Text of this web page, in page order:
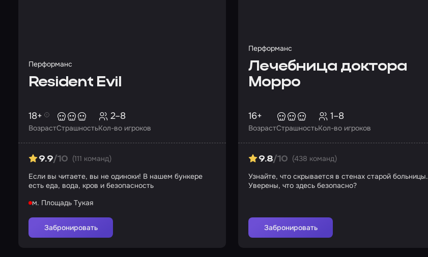
Перформанс
Resident Evil
Возраст
18+
СтрашностьКол-во игроков
2–8
9.9/10 (111 команд)
Если вы читаете, вы не одиноки! В нашем бункере
есть еда, вода, кров и безопасность
м. Площадь Тукая
Забронировать
Перформанс
Лечебница доктора
Морро
Возраст
16+
СтрашностьКол-во игроков
1–8
9.8/10 (438 команд)
Узнайте, что скрывается в стенах старой больницы.
Уверены, что здесь безопасно?
Забронировать